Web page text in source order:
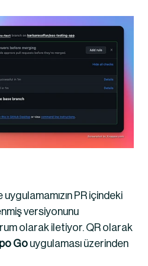
PR içindeki
versiyonunu
olarak iletiyor. QR olarak
Go uygulaması üzerinden